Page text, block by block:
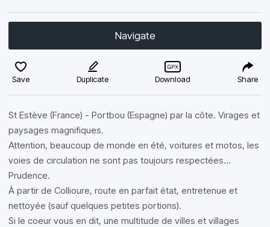
Navigate
Save Duplicate Download Share
St Estève (France) - Portbou (Espagne) par la côte. Virages et
paysages magnifiques.
Attention, beaucoup de monde en été, voitures et motos, les
voies de circulation ne sont pas toujours respectées…
Prudence.
À partir de Collioure, route en parfait état, entretenue et
nettoyée (sauf quelques petites portions).
Si le coeur vous en dit, une multitude de villes et villages